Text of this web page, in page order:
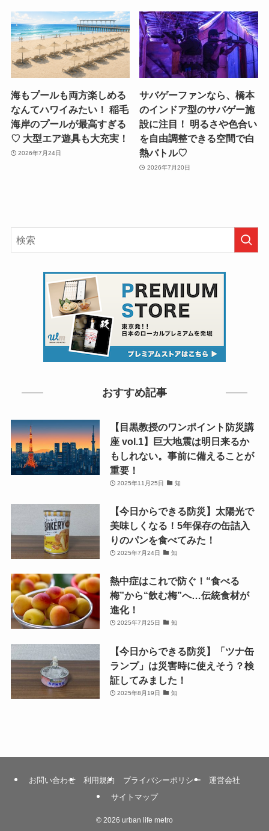
海もプールも両方楽しめる
なんてハワイみたい！ 稲毛
海岸のプールが最高すぎる
♡ 大型エア遊具も大充実！
2026年7月24日
サバゲーファンなら、橋本
のインドア型のサバゲー施
設に注目！ 明るさや色合い
を自由調整できる空間で白
熱バトル♡
2026年7月20日
おすすめ記事
【目黒教授のワンポイント防災講
座 vol.1】巨大地震は明日来るか
もしれない。事前に備えることが
重要！
2025年11月25日 知
【今日からできる防災】太陽光で
美味しくなる！5年保存の缶詰入
りのパンを食べてみた！
2025年7月24日 知
熱中症はこれで防ぐ！“食べる
梅”から“飲む梅”へ…伝統食材が
進化！
2025年7月25日 知
【今日からできる防災】「ツナ缶
ランプ」は災害時に使えそう？検
証してみました！
2025年8月19日 知
お問い合わせ 利用規約 プライバシーポリシー
運営会社
サイトマップ
© 2026 urban life metro